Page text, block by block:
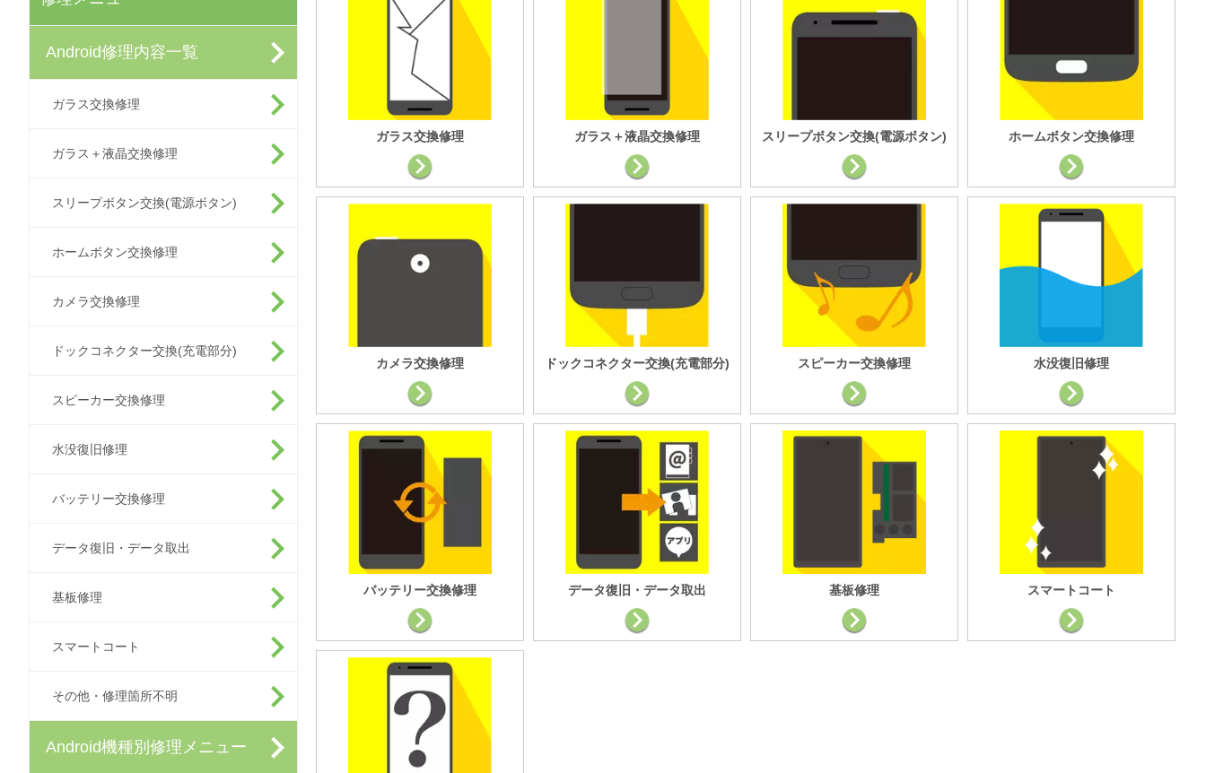
Android修理内容一覧
ガラス交換修理
ガラス＋液晶交換修理
スリープボタン交換(電源ボタン)
ホームボタン交換修理
カメラ交換修理
ドックコネクター交換(充電部分)
スピーカー交換修理
水没復旧修理
バッテリー交換修理
データ復旧・データ取出
基板修理
スマートコート
その他・修理箇所不明
Android機種別修理メニュー
ガラス交換修理 ガラス＋液晶交換修理 スリープボタン交換(電源ボタン) ホームボタン交換修理
カメラ交換修理 ドックコネクター交換(充電部分) スピーカー交換修理 水没復旧修理
バッテリー交換修理 データ復旧・データ取出 基板修理 スマートコート